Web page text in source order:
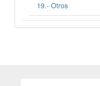
19.- Otros